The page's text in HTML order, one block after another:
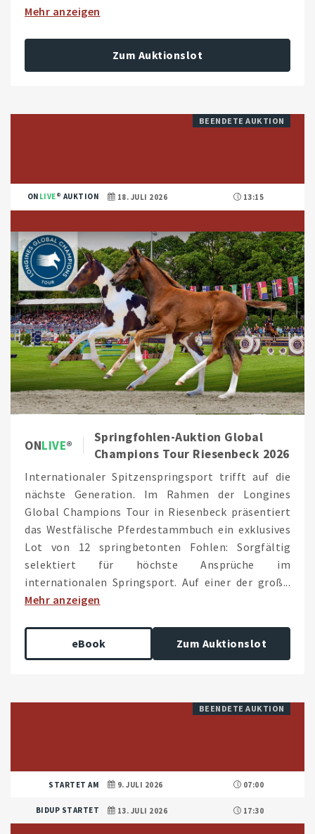
Mehr anzeigen
Zum Auktionslot
BEENDETE AUKTION
ON LIVE AUKTION 18. JULI 2026 13:15
ONLIVE
Springfohlen-Auktion Global
Champions Tour Riesenbeck 2026
Internationaler Spitzenspringsport trifft auf die
nächste Generation. Im Rahmen der Longines
Global Champions Tour in Riesenbeck präsentiert
das Westfälische Pferdestammbuch ein exklusives
Lot von 12 springbetonten Fohlen: Sorgfältig
selektiert für höchste Ansprüche im
internationalen Springsport. Auf einer der groß...
Mehr anzeigen
eBook Zum Auktionslot
BEENDETE AUKTION
STARTET AM 9. JULI 2026 07:00
BIDUP STARTET 13. JULI 2026 17:30